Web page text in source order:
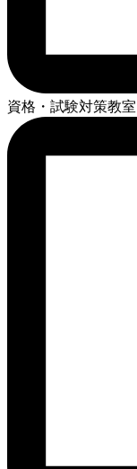
資格・試験対策教室